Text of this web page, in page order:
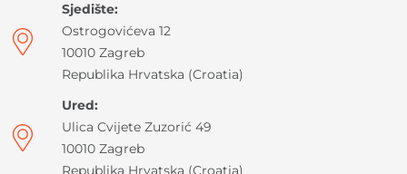
Sjedište:
Ostrogovićeva 12
10010 Zagreb
Republika Hrvatska (Croatia)
Ured:
Ulica Cvijete Zuzorić 49
10010 Zagreb
Republika Hrvatska (Croatia)